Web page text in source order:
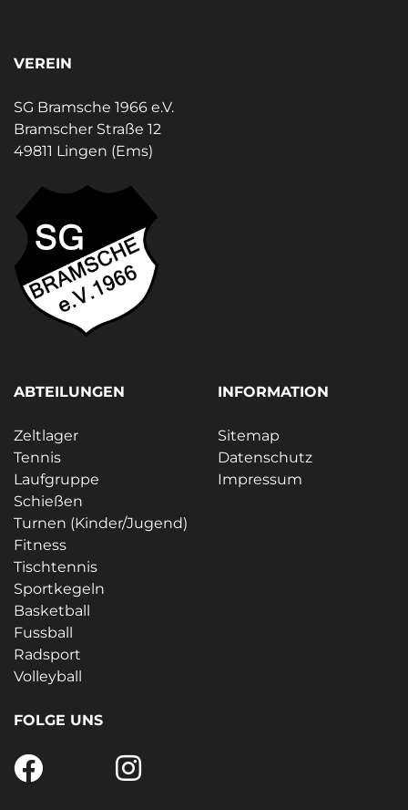
VEREIN
SG Bramsche 1966 e.V.
Bramscher Straße 12
49811 Lingen (Ems)
ABTEILUNGEN
Zeltlager
Tennis
Laufgruppe
Schießen
Turnen (Kinder/Jugend)
Fitness
Tischtennis
Sportkegeln
Basketball
Fussball
Radsport
Volleyball
INFORMATION
Sitemap
Datenschutz
Impressum
FOLGE UNS